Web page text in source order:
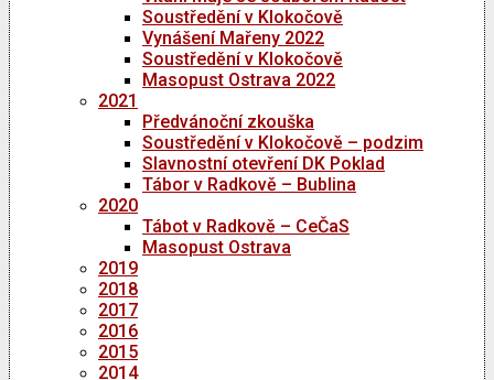
Soustředění v Klokočově
Vynášení Mařeny 2022
Soustředění v Klokočově
Masopust Ostrava 2022
2021
Předvánoční zkouška
Soustředění v Klokočově – podzim
Slavnostní otevření DK Poklad
Tábor v Radkově – Bublina
2020
Tábot v Radkově – CeČaS
Masopust Ostrava
2019
2018
2017
2016
2015
2014